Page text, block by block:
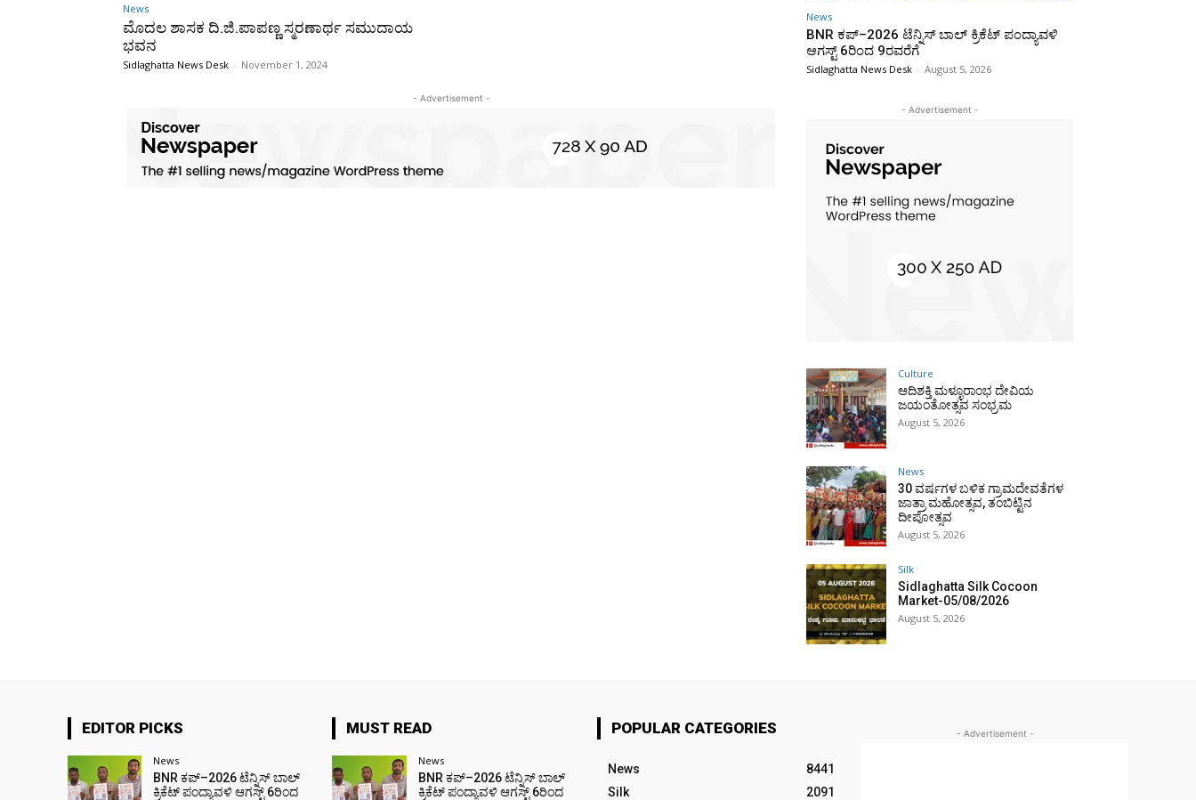
News
ಮೊದಲ ಶಾಸಕ ದಿ.ಜಿ.ಪಾಪಣ್ಣ ಸ್ಮರಣಾರ್ಥ ಸಮುದಾಯ
ಭವನ
Sidlaghatta News Desk - November 1, 2024
- Advertisement -
News
BNR ಕಪ್–2026 ಟೆನ್ನಿಸ್ ಬಾಲ್ ಕ್ರಿಕೆಟ್ ಪಂದ್ಯಾವಳಿ
ಆಗಸ್ಟ್ 6ರಿಂದ 9ರವರೆಗೆ
Sidlaghatta News Desk - August 5, 2026
- Advertisement -
Culture
ಆದಿಶಕ್ತಿ ಮಳ್ಳೂರಾಂಭ ದೇವಿಯ
ಜಯಂತೋತ್ಸವ ಸಂಭ್ರಮ
August 5, 2026
News
30 ವರ್ಷಗಳ ಬಳಿಕ ಗ್ರಾಮದೇವತೆಗಳ
ಜಾತ್ರಾ ಮಹೋತ್ಸವ, ತಂಬಿಟ್ಟಿನ
ದೀಪೋತ್ಸವ
August 5, 2026
Silk
Sidlaghatta Silk Cocoon
Market-05/08/2026
August 5, 2026
EDITOR PICKS
News
BNR ಕಪ್–2026 ಟೆನ್ನಿಸ್ ಬಾಲ್
ಕ್ರಿಕೆಟ್ ಪಂದ್ಯಾವಳಿ ಆಗಸ್ಟ್ 6ರಿಂದ
MUST READ
News
BNR ಕಪ್–2026 ಟೆನ್ನಿಸ್ ಬಾಲ್
ಕ್ರಿಕೆಟ್ ಪಂದ್ಯಾವಳಿ ಆಗಸ್ಟ್ 6ರಿಂದ
POPULAR CATEGORIES
News
8441
Silk
2091
- Advertisement -